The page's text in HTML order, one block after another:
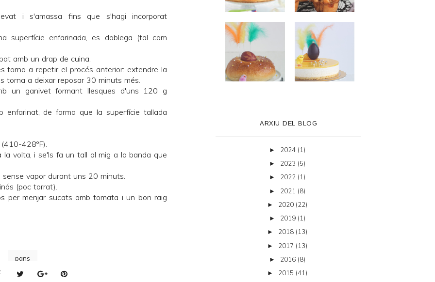
i s'amassa fins que s'hagi incorporat
superfície enfarinada, es doblega (tal com
amb un drap de cuina.
torna a repetir el procés anterior: extendre la
torna a deixar reposar 30 minuts més.
un ganivet formant llesques d'uns 120 g
enfarinat, de forma que la superfície tallada
428ºF).
la volta, i se'ls fa un tall al mig a la banda que
vapor durant uns 20 minuts.
(poc torrat).
per menjar sucats amb tomata i un bon raig
pans
ARXIU DEL BLOG
► 2024 (1)
► 2023 (5)
► 2022 (1)
► 2021 (8)
► 2020 (22)
► 2019 (1)
► 2018 (13)
► 2017 (13)
► 2016 (8)
► 2015 (41)